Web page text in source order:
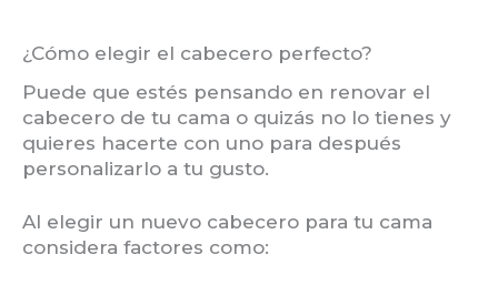
¿Cómo elegir el cabecero perfecto?
Puede que estés pensando en renovar el
cabecero de tu cama o quizás no lo tienes y
quieres hacerte con uno para después
personalizarlo a tu gusto.
Al elegir un nuevo cabecero para tu cama
considera factores como: